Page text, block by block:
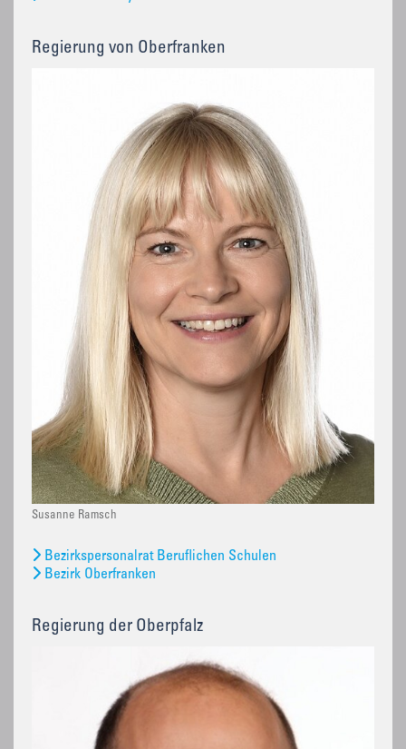
Regierung von Oberfranken
Susanne Ramsch
Bezirkspersonalrat Beruflichen Schulen
Bezirk Oberfranken
Regierung der Oberpfalz